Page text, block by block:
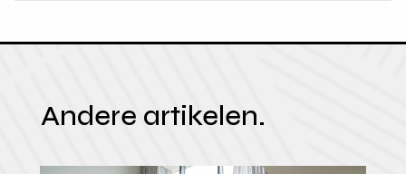
Andere artikelen.